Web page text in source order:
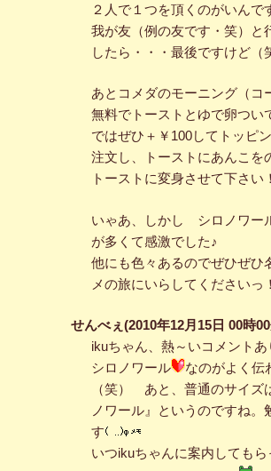
２人で１つを頂くのがいんで
我が友（例の友です・笑）と
したら・・・最後ですけど（
あとコメダのモーニング（コ
無料でトーストとゆで卵つい
ではぜひ＋￥100してトッピ
注文し、トーストにあんこを
トーストに変身させて下さい
いゃあ、しかし シロノワー
が多くて感激でした♪
他にも色々あるのでぜひぜひ
メの旅にいらしてくださいっ
せんべぇ(2010年12月15日 00時
ikuちゃん、熱～いコメントあ
シロノワール
なのがよく伝
（笑） あと、普通のサイズ
ノワール』というのですね。
す
いつikuちゃんに案内しても